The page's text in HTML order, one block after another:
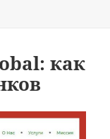
как